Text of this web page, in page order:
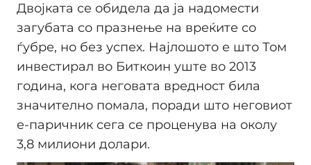
Двојката се обидела да ја надомести
загубата со празнење на вреќите со
ѓубре, но без успех. Најлошото е што Том
инвестирал во Биткоин уште во 2013
година, кога неговата вредност била
значително помала, поради што неговиот
е-паричник сега се проценува на околу
3,8 милиони долари.